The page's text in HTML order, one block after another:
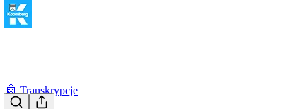
🤖 Transkrypcje